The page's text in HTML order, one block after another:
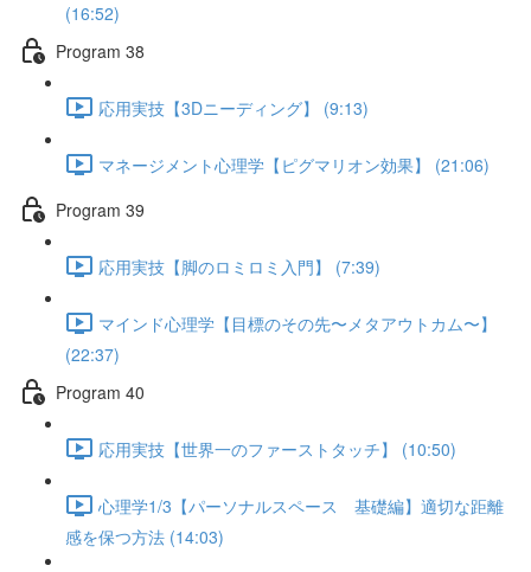
(16:52)
Program 38
応用実技【3Dニーディング】 (9:13)
マネージメント心理学【ピグマリオン効果】 (21:06)
Program 39
応用実技【脚のロミロミ入門】 (7:39)
マインド心理学【目標のその先〜メタアウトカム〜】
(22:37)
Program 40
応用実技【世界一のファーストタッチ】 (10:50)
心理学1/3【パーソナルスペース 基礎編】適切な距離
感を保つ方法 (14:03)